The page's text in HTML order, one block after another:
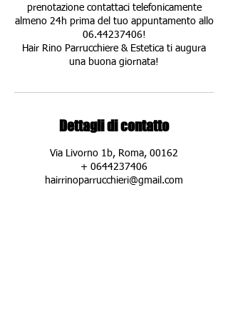
prenotazione contattaci telefonicamente
almeno 24h prima del tuo appuntamento allo
06.44237406!
Hair Rino Parrucchiere & Estetica ti augura
una buona giornata!
Dettagli di contatto
Via Livorno 1b, Roma, 00162
+ 0644237406
hairrinoparrucchieri@gmail.com